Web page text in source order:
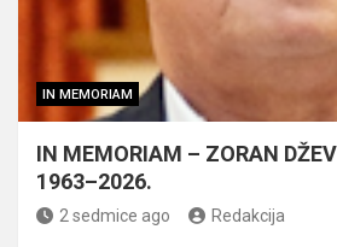
IN MEMORIAM
IN MEMORIAM – ZORAN
1963–2026.
2 sedmice ago Redakcija